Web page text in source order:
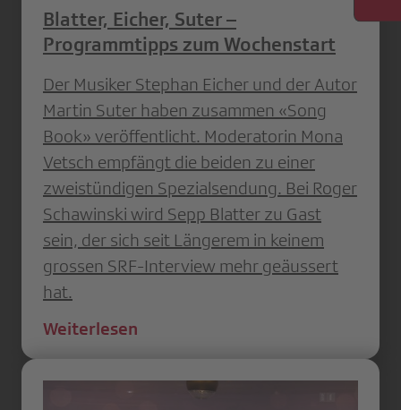
Blatter, Eicher, Suter –
Programmtipps zum Wochenstart
Der Musiker Stephan Eicher und der Autor
Martin Suter haben zusammen «Song
Book» veröffentlicht. Moderatorin Mona
Vetsch empfängt die beiden zu einer
zweistündigen Spezialsendung. Bei Roger
Schawinski wird Sepp Blatter zu Gast
sein, der sich seit Längerem in keinem
grossen SRF-Interview mehr geäussert
hat.
Weiterlesen